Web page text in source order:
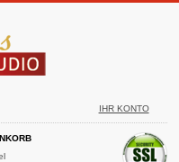
IHR KONTO